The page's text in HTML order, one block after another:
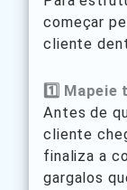
começar
cliente
1️⃣ Mapeie
Antes de
cliente
finaliza a
gargalos